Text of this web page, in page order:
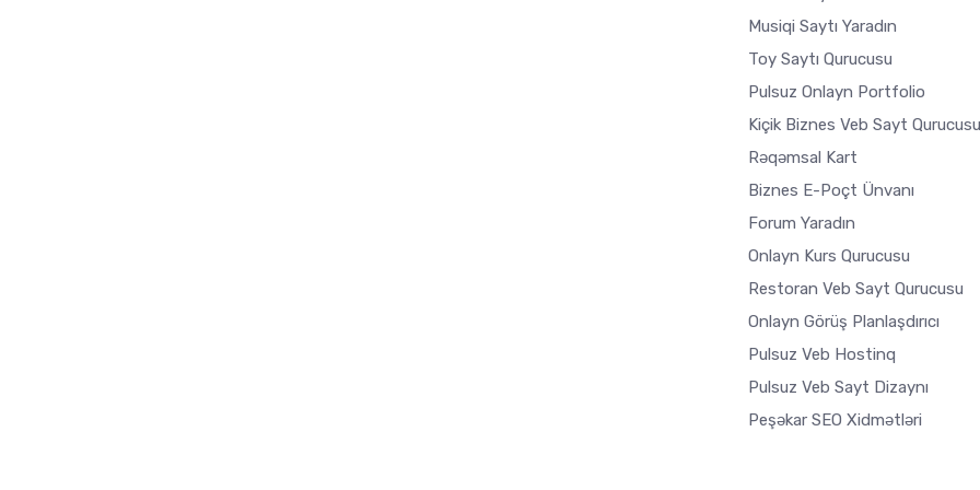
Musiqi Saytı Yaradın
Toy Saytı Qurucusu
Pulsuz Onlayn Portfolio
Kiçik Biznes Veb Sayt Qurucusu
Rəqəmsal Kart
Biznes E-Poçt Ünvanı
Forum Yaradın
Onlayn Kurs Qurucusu
Restoran Veb Sayt Qurucusu
Onlayn Görüş Planlaşdırıcı
Pulsuz Veb Hostinq
Pulsuz Veb Sayt Dizaynı
Peşəkar SEO Xidmətləri